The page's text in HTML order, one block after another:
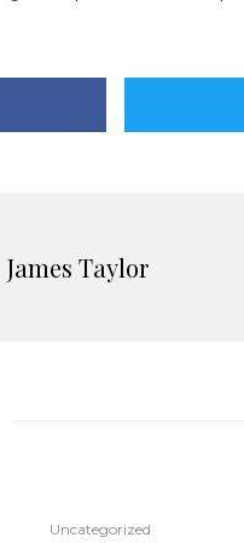
James Taylor
Uncategorized